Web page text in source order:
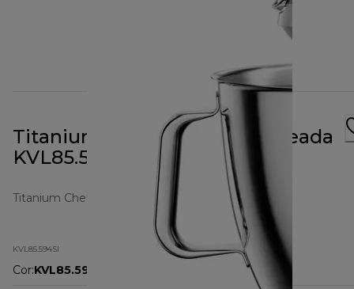
Titanium Chef Baker XL Prateada
KVL85.594SI
Titanium Chef Baker
KVL85.594SI
Cor:KVL85.594SI